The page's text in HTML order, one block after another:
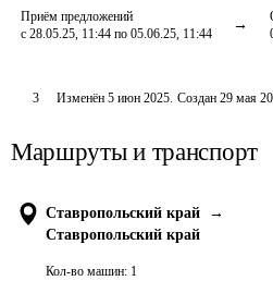
Приём предложений
с 28.05.25, 11:44 по 05.06.25, 11:44
3 Изменён 5 июн 2025. Создан 29 мая
Маршруты и транспорт
Ставропольский край
→
Ставропольский край
Кол-во машин: 1